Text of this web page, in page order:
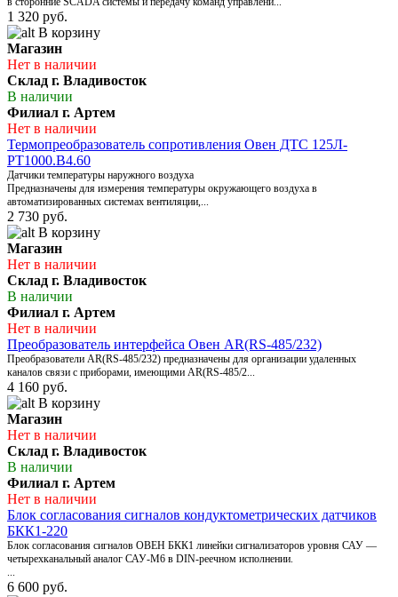
1 320 руб.
В корзину
Магазин
Нет в наличии
Склад г. Владивосток
В наличии
Филиал г. Артем
Нет в наличии
Термопреобразователь сопротивления Овен ДТС 125Л-
РТ1000.В4.60
Датчики температуры наружного воздуха
Предназначены для измерения температуры окружающего воздуха в
автоматизированных системах вентиляции,...
2 730 руб.
В корзину
Магазин
Нет в наличии
Склад г. Владивосток
В наличии
Филиал г. Артем
Нет в наличии
Преобразователь интерфейса Овен AR(RS-485/232)
Преобразователи AR(RS-485/232) предназначены для организации удаленных
каналов связи с приборами, имеющими AR(RS-485/2...
4 160 руб.
В корзину
Магазин
Нет в наличии
Склад г. Владивосток
В наличии
Филиал г. Артем
Нет в наличии
Блок согласования сигналов кондуктометрических датчиков
БКК1-220
Блок согласования сигналов ОВЕН БКК1 линейки сигнализаторов уровня САУ —
четырехканальный аналог САУ-М6 в DIN-реечном исполнении.
...
6 600 руб.